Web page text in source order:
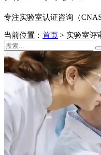
专注实验室认证咨询（
当前位置： 首页 > 实验室评